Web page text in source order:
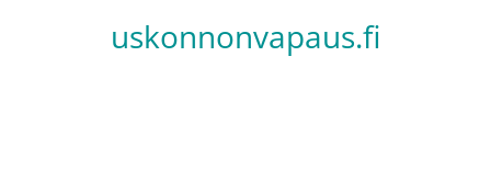
uskonnonvapaus.fi